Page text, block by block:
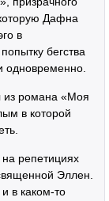
Дафна
в
бегства
одновременно.
из романа «Моя
в которой
репетициях
Эллен.
в каком-то